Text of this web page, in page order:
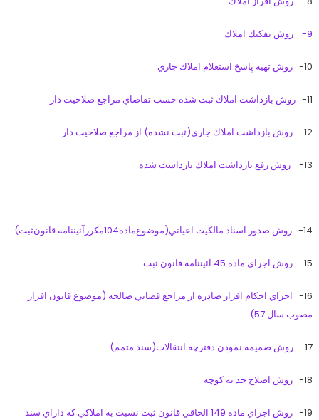
9- روش تفكيك املاك
10- روش تهيه پاسخ استعلام املاك جاري
11- روش بازداشت املاك ثبت شده حسب تقاضاي مراجع صلاحيت دار
12- روش بازداشت املاك جاري(ثبت نشده) از مراجع صلاحيت دار
13- روش رفع بازداشت املاك بازداشت شده
14- روش صدور اسناد مالكيت اعياني(موضوع‌ماده104مكررآئيننامه قانون‌ثبت)
15- روش اجراي ماده 45 آئيننامه قانون ثبت
16-
اجراي احكام افراز صادره از مراجع قضايي صالحه (موضوع قانون افراز
مصوب سال 57)
17- روش ضميمه نمودن دفترچه انتقالات(سند متمم)
18- روش اصلاح حد به كوچه
19-
روش اجراي ماده 149 الحاقي قانون ثبت نسبت به املاكي كه داراي سند